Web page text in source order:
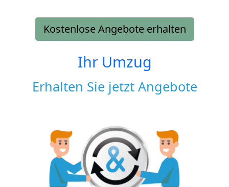
Kostenlose Angebote erhalten
Ihr Umzug
Erhalten Sie jetzt Angebote